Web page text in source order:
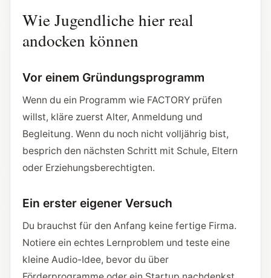
Wie Jugendliche hier real
andocken können
Vor einem Gründungsprogramm
Wenn du ein Programm wie FACTORY prüfen
willst, kläre zuerst Alter, Anmeldung und
Begleitung. Wenn du noch nicht volljährig bist,
besprich den nächsten Schritt mit Schule, Eltern
oder Erziehungsberechtigten.
Ein erster eigener Versuch
Du brauchst für den Anfang keine fertige Firma.
Notiere ein echtes Lernproblem und teste eine
kleine Audio-Idee, bevor du über